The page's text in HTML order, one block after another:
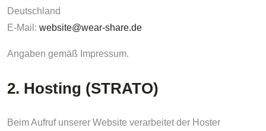
Deutschland
E-Mail: website@wear-share.de
Angaben gemäß Impressum.
2. Hosting (STRATO)
Beim Aufruf unserer Website verarbeitet der Hoster